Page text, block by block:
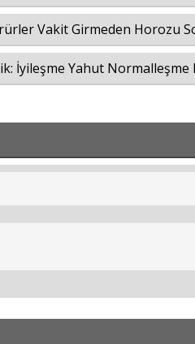
Vakit Girmeden Horozu
İyileşme Yahut